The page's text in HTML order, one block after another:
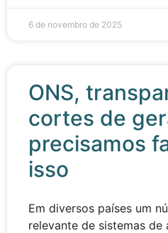
6 de novembro de 2025
ONS,
cortes de
precisamos
isso
Em diversos países um
relevante de sistemas de